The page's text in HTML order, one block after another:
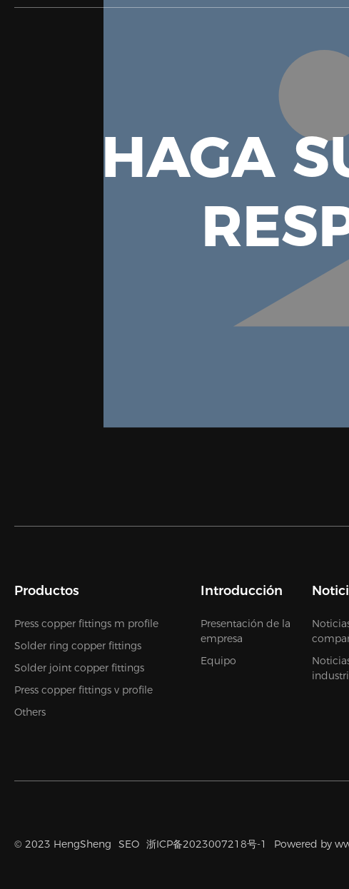
HAGA
Productos
Press copper fittings m profile
Solder ring copper fittings
Solder joint copper fittings
Press copper fittings v profile
Others
Introducción
Presentación de la
empresa
Equipo
© 2023 HengSheng SEO 浙ICP备2023007218号-1 Powered by